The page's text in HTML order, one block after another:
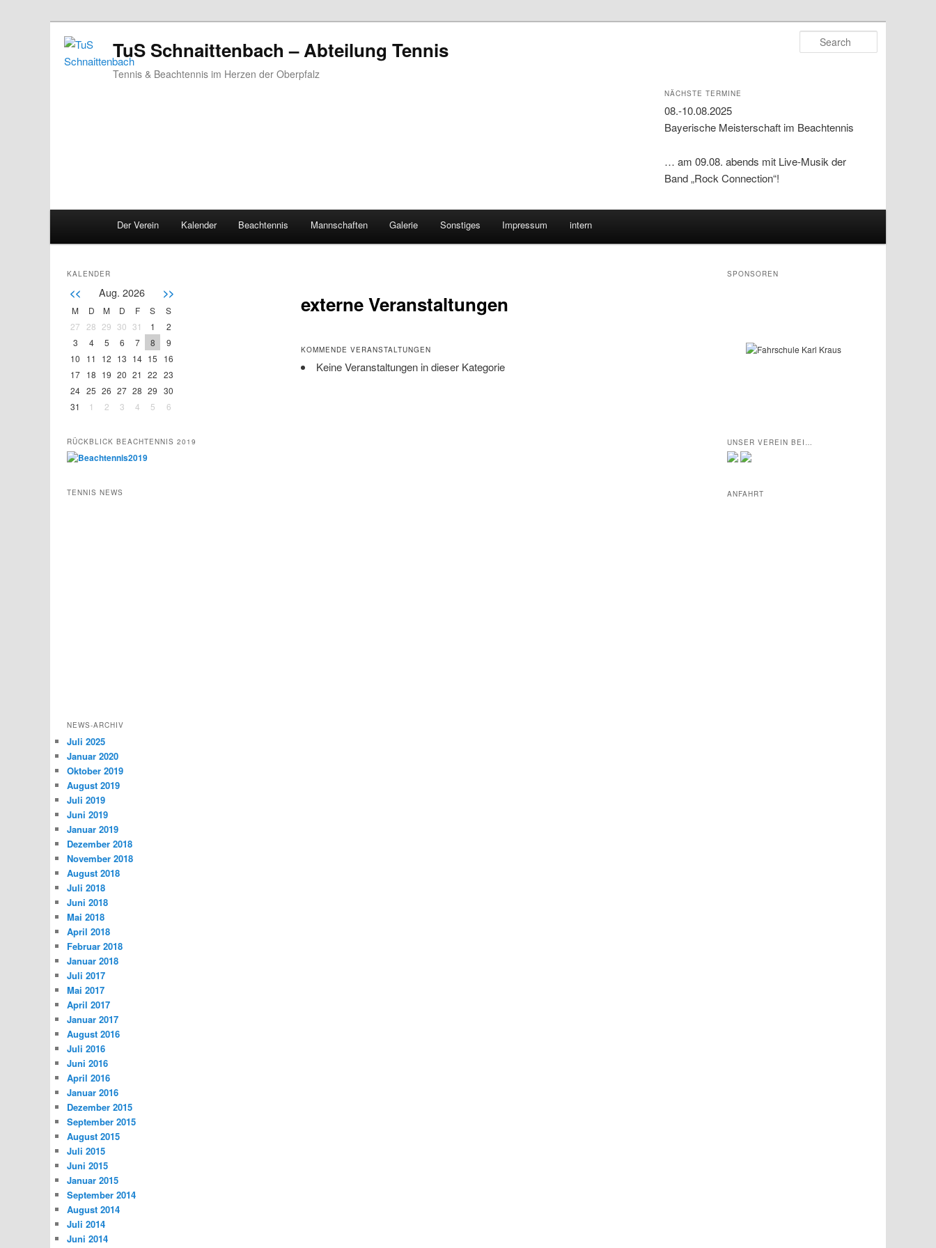
TuS Schnaittenbach – Abteilung Tennis
Tennis & Beachtennis im Herzen der Oberpfalz
NÄCHSTE TERMINE
08.-10.08.2025
Bayerische Meisterschaft im Beachtennis
… am 09.08. abends mit Live-Musik der
Band „Rock Connection“!
Skip to primary content
Skip to secondary content
Der Verein Kalender Beachtennis Mannschaften Galerie Sonstiges Impressum intern
externe Veranstaltungen
KOMMENDE VERANSTALTUNGEN
Keine Veranstaltungen in dieser Kategorie
KALENDER
<< Aug. 2026 >>
M D M D F S
S
27
28 29 30 31 1
2
3
4 5 6 7 8
9
10
11 12 13 14 15
16
17 18 19 20 21 22 23
24 25 26 27 28 29 30
31
1 2 3 4 5 6
RÜCKBLICK BEACHTENNIS 2019
TENNIS NEWS
NEWS-ARCHIV
Juli 2025
Januar 2020
Oktober 2019
August 2019
Juli 2019
Juni 2019
Januar 2019
Dezember 2018
November 2018
August 2018
Juli 2018
Juni 2018
Mai 2018
April 2018
Februar 2018
Januar 2018
Juli 2017
Mai 2017
April 2017
Januar 2017
August 2016
Juli 2016
Juni 2016
April 2016
Januar 2016
Dezember 2015
September 2015
August 2015
Juli 2015
Juni 2015
Januar 2015
September 2014
August 2014
Juli 2014
Juni 2014
SPONSOREN
UNSER VEREIN BEI…
ANFAHRT